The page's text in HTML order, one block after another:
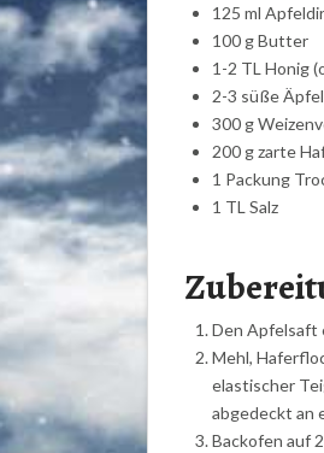
125 ml
100 g Butter
1-2 TL Honig
2-3 süße Äpfel
300 g
200 g zarte
1 Packung
1 TL Salz
Den Apfelsaft
Mehl,
elastischer
abgedeckt an
Backofen auf